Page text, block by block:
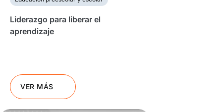
Liderazgo para liberar el
aprendizaje
VER MÁS